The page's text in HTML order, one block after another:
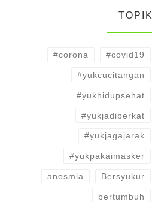
TOPIK
#corona #covid19
#yukcucitangan
#yukhidupsehat
#yukjadiberkat
#yukjagajarak
#yukpakaimasker
anosmia Bersyukur
bertumbuh